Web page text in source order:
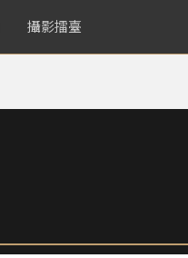
攝影擂臺